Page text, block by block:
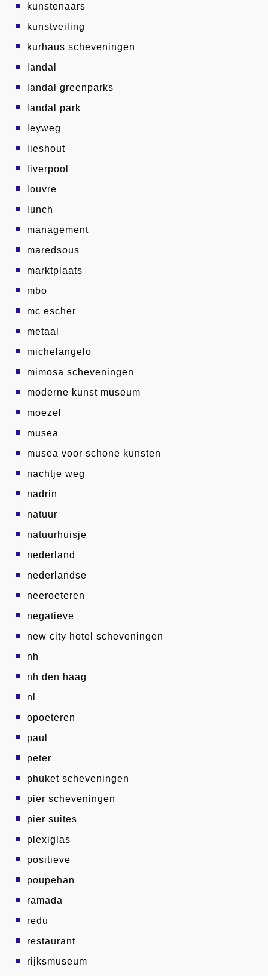
kunstenaars
kunstveiling
kurhaus scheveningen
landal
landal greenparks
landal park
leyweg
lieshout
liverpool
louvre
lunch
management
maredsous
marktplaats
mbo
mc escher
metaal
michelangelo
mimosa scheveningen
moderne kunst museum
moezel
musea
musea voor schone kunsten
nachtje weg
nadrin
natuur
natuurhuisje
nederland
nederlandse
neeroeteren
negatieve
new city hotel scheveningen
nh
nh den haag
nl
opoeteren
paul
peter
phuket scheveningen
pier scheveningen
pier suites
plexiglas
positieve
poupehan
ramada
redu
restaurant
rijksmuseum